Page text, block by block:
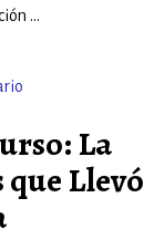
…
La
Llevó